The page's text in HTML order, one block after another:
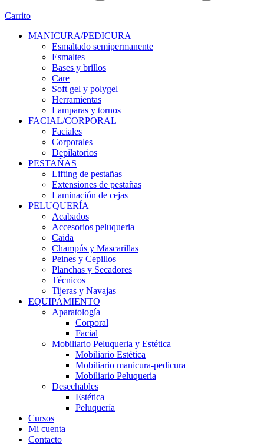
Carrito
MANICURA/PEDICURA
Esmaltado semipermanente
Esmaltes
Bases y brillos
Care
Soft gel y polygel
Herramientas
Lamparas y tornos
FACIAL/CORPORAL
Faciales
Corporales
Depilatorios
PESTAÑAS
Lifting de pestañas
Extensiones de pestañas
Laminación de cejas
PELUQUERÍA
Acabados
Accesorios peluqueria
Caida
Champús y Mascarillas
Peines y Cepillos
Planchas y Secadores
Técnicos
Tijeras y Navajas
EQUIPAMIENTO
Aparatología
Corporal
Facial
Mobiliario Peluqueria y Estética
Mobiliario Estética
Mobiliario manicura-pedicura
Mobiliario Peluqueria
Desechables
Estética
Peluquería
Cursos
Mi cuenta
Contacto